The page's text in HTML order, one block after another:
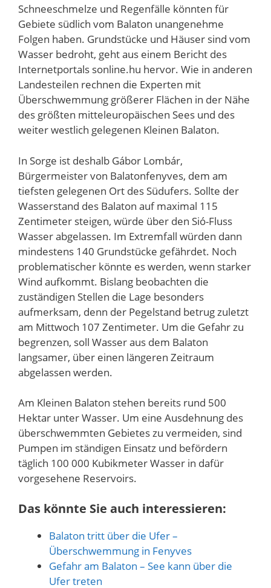
Schneeschmelze und Regenfälle könnten für
Gebiete südlich vom Balaton unangenehme
Folgen haben. Grundstücke und Häuser sind vom
Wasser bedroht, geht aus einem Bericht des
Internetportals sonline.hu hervor. Wie in anderen
Landesteilen rechnen die Experten mit
Überschwemmung größerer Flächen in der Nähe
des größten mitteleuropäischen Sees und des
weiter westlich gelegenen Kleinen Balaton.
In Sorge ist deshalb Gábor Lombár,
Bürgermeister von Balatonfenyves, dem am
tiefsten gelegenen Ort des Südufers. Sollte der
Wasserstand des Balaton auf maximal 115
Zentimeter steigen, würde über den Sió-Fluss
Wasser abgelassen. Im Extremfall würden dann
mindestens 140 Grundstücke gefährdet. Noch
problematischer könnte es werden, wenn starker
Wind aufkommt. Bislang beobachten die
zuständigen Stellen die Lage besonders
aufmerksam, denn der Pegelstand betrug zuletzt
am Mittwoch 107 Zentimeter. Um die Gefahr zu
begrenzen, soll Wasser aus dem Balaton
langsamer, über einen längeren Zeitraum
abgelassen werden.
Am Kleinen Balaton stehen bereits rund 500
Hektar unter Wasser. Um eine Ausdehnung des
überschwemmten Gebietes zu vermeiden, sind
Pumpen im ständigen Einsatz und befördern
täglich 100 000 Kubikmeter Wasser in dafür
vorgesehene Reservoirs.
Das könnte Sie auch interessieren:
Balaton tritt über die Ufer –
Überschwemmung in Fenyves
Gefahr am Balaton – See kann über die
Ufer treten